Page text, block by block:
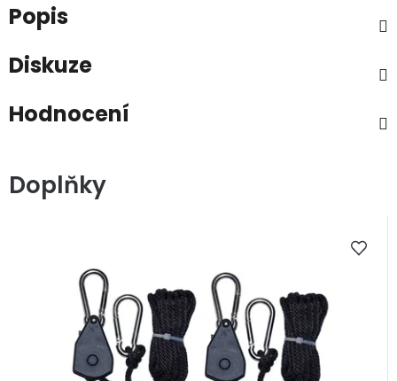
Popis
Diskuze
Hodnocení